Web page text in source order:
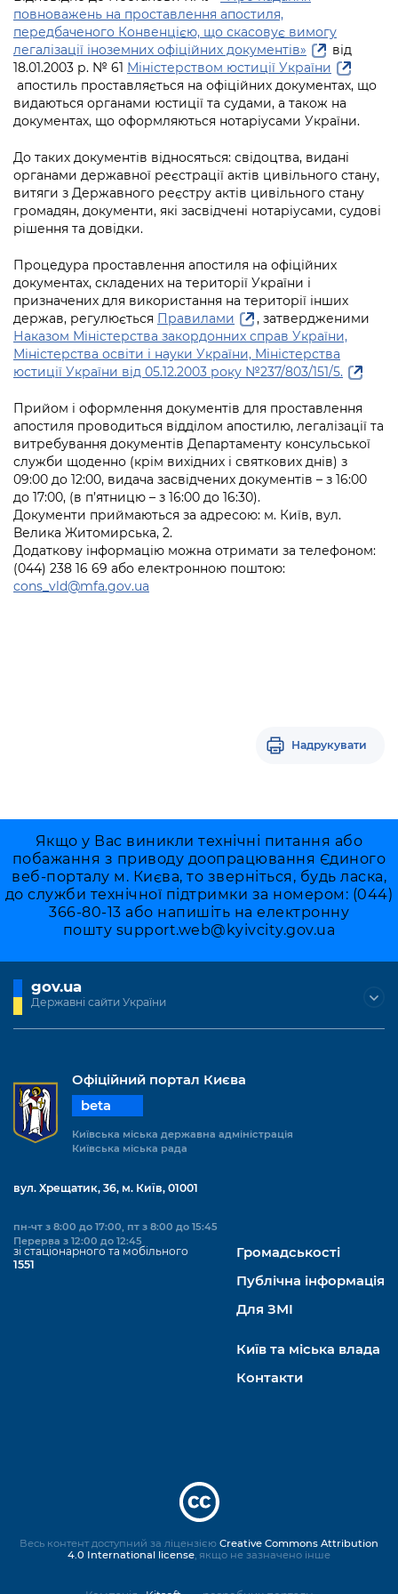
Рішення та розпорядження
Проєкти розпоряджень, що
перебувають на погодженні КМВА
Рішення Київради
Графік роботи та прийому громадян
Вакансії
Звернення громадян
Регуляторна діяльність
Промисловість і наука Києва
Підприємства, установи, організації
Kyiv International Relations
Річні звіти
Гендерна політика
Безбар'єрність
Київська міська військова адміністрація
Освіта та навчальні заклади
Дороги, транспорт та парковки
Навколишнє середовище міста
Містобудування та земельні ділянки
Культура, спорт, дозвілля
Бізнес та ліцензування
Фінанси та бюджет
Безпека та правопорядок
Ритуальні послуги
Іноземцям / For foreigners
Портал Захисників та Захисниць
Безбар'єрність
Портал послуг
Міський застосунок Київ Цифровий
Важливе під час воєнного стану
Громадська експертиза
Громадський бюджет
Консультації з громадськістю
Громадська рада
Петиції
Відкритий бюджет
Контактний центр
Допомога учасникам АТО
Рада з питань внутрішньо переміщених
осіб при Київській міській військовій
адміністрації
Уряд» – місцевий рівень»
Важливе під час воєнного стану
Інформація з обмеженим доступом
Подати запит онлайн
Проекти нормативно-правових та
інших актів
Нормативна база
Питання і відповіді про публічну
інформацію
Порядок оскарження рішень, дій чи
бездіяльності розпорядників інформації
Звіти про опрацювання запитів на
публічну інформацію
Інформація для споживачів
Про відкриті дані
Портал даних Києва
Публічні дашборди
Медіагалерея
Підписатися на новини та анонси від
КМДА / Subscribe to announcements
from the KCSA
Accreditation process
Подати журналістський запит /
Submitting a media request
стану / Rules for media coverage of
hospitals at work under martial law
Контакти для медіа / Contacts for mass
media
Портал Послуг
повноважень на проставлення апостиля,
передбаченого Конвенцією, що скасовує вимогу
легалізації іноземних офіційних документів»
від
18.01.2003 р. № 61 Міністерством юстиції України
апостиль проставляється на офіційних документах, що
видаються органами юстиції та судами, а також на
документах, що оформляються нотаріусами України.
До таких документів відносяться: свідоцтва, видані
органами державної реєстрації актів цивільного стану,
витяги з Державного реєстру актів цивільного стану
громадян, документи, які засвідчені нотаріусами, судові
рішення та довідки.
Процедура проставлення апостиля на офіційних
документах, складених на території України і
призначених для використання на території інших
держав, регулюється Правилами
, затвердженими
Наказом Міністерства закордонних справ України,
Міністерства освіти і науки України, Міністерства
юстиції України від 05.12.2003 року №237/803/151/5.
Прийом і оформлення документів для проставлення
апостиля проводиться відділом апостилю, легалізації та
витребування документів Департаменту консульської
служби щоденно (крім вихідних і святкових днів) з
09:00 до 12:00, видача засвідчених документів – з 16:00
до 17:00, (в п’ятницю – з 16:00 до 16:30).
Документи приймаються за адресою: м. Київ, вул.
Велика Житомирська, 2.
Додаткову інформацію можна отримати за телефоном:
(044) 238 16 69 або електронною поштою:
cons_vld@mfa.gov.ua
Надрукувати
Якщо у Вас виникли технічні питання або
побажання з приводу доопрацювання Єдиного
веб-порталу м. Києва, то зверніться, будь ласка,
до служби технічної підтримки за номером: (044)
366-80-13 або напишіть на електронну
пошту support.web@kyivcity.gov.ua
gov.ua
Державні сайти України
Офіційний портал Києва
beta
Київська міська державна адміністрація
Київська міська рада
вул. Хрещатик, 36, м. Київ, 01001
пн-чт з 8:00 до 17:00, пт з 8:00 до 15:45
Перерва з 12:00 до 12:45
зі стаціонарного та мобільного
1551
Громадськості
Публічна інформація
Для ЗМІ
Київ та міська влада
Контакти
Весь контент доступний за ліцензією Creative Commons Attribution
4.0 International license, якщо не зазначено інше